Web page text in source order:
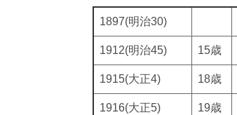
1897(明治30)
1912(明治45) 15歳
1915(大正4) 18歳
1916(大正5) 19歳